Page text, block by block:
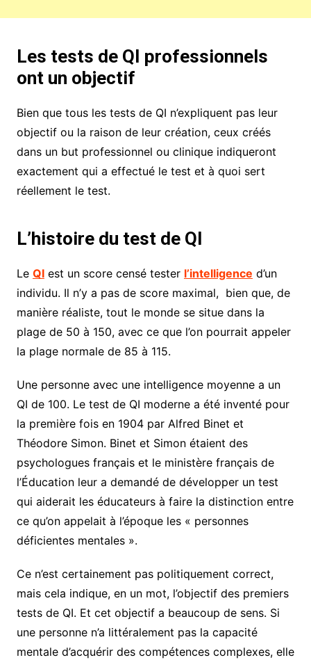
Les tests de QI professionnels
ont un objectif
Bien que tous les tests de QI n’expliquent pas leur
objectif ou la raison de leur création, ceux créés
dans un but professionnel ou clinique indiqueront
exactement qui a effectué le test et à quoi sert
réellement le test.
L’histoire du test de QI
Le QIest un score censé tester l’intelligence d’un
individu. Il n’y a pas de score maximal, bien que, de
manière réaliste, tout le monde se situe dans la
plage de 50 à 150, avec ce que l’on pourrait appeler
la plage normale de 85 à 115.
Une personne avec une intelligence moyenne a un
QI de 100. Le test de QI moderne a été inventé pour
la première fois en 1904 par Alfred Binet et
Théodore Simon. Binet et Simon étaient des
psychologues français et le ministère français de
l’Éducation leur a demandé de développer un test
qui aiderait les éducateurs à faire la distinction entre
ce qu’on appelait à l’époque les « personnes
déficientes mentales ».
Ce n’est certainement pas politiquement correct,
mais cela indique, en un mot, l’objectif des premiers
tests de QI. Et cet objectif a beaucoup de sens. Si
une personne n’a littéralement pas la capacité
mentale d’acquérir des compétences complexes, elle